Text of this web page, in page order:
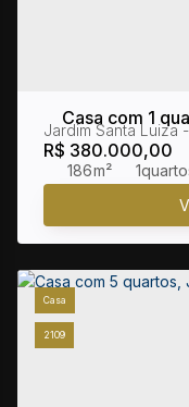
Casa com 1
R$ 380.000,00
Jardim Santa Luiza
1
186m²
2109
Casa